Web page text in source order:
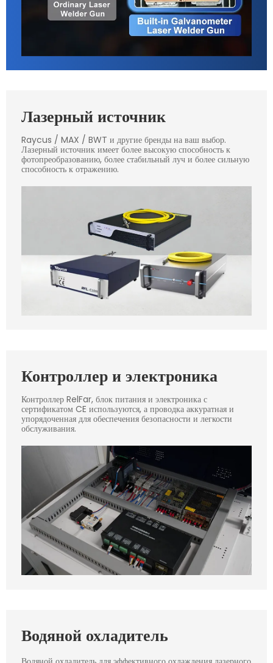
Лазерный источник
Raycus / MAX / BWT и другие бренды на ваш выбор.
Лазерный источник имеет более высокую способность к
фотопреобразованию, более стабильный луч и более сильную
способность к отражению.
Контроллер и электроника
Контроллер RelFar, блок питания и электроника с
сертификатом CE используются, а проводка аккуратная и
упорядоченная для обеспечения безопасности и легкости
обслуживания.
Водяной охладитель